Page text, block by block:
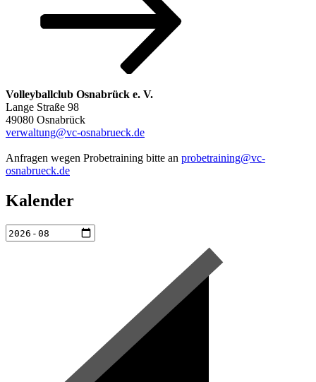
Volleyballclub Osnabrück e. V.
Lange Straße 98
49080 Osnabrück
verwaltung@vc-osnabrueck.de
Anfragen wegen Probetraining bitte an probetraining@vc-
osnabrueck.de
Kalender